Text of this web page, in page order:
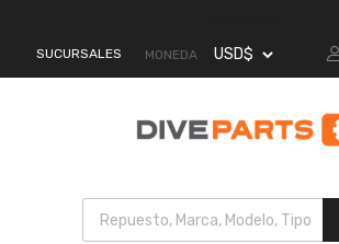
SUCURSALES MONEDA